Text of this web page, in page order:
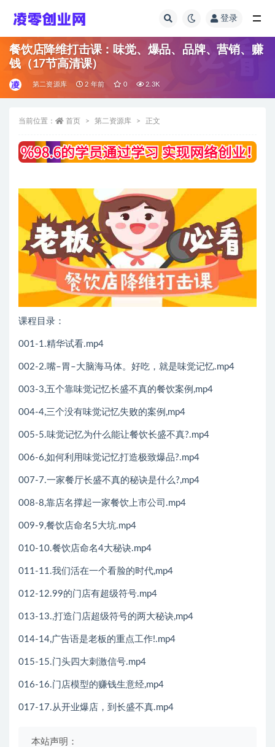
登录
餐饮店降维打击课：味觉、爆品、品牌、营销、赚
钱（17节高清课）
第二资源库 2 年前 0 2.3K
当前位置： 首页 第二资源库 正文
课程目录：
001-1.精华试看.mp4
002-2.嘴–胃–大脑海马体。好吃，就是味觉记忆.mp4
003-3,五个靠味觉记忆长盛不真的餐饮案例,mp4
004-4,三个没有味觉记忆失败的案例,mp4
005-5.味觉记忆为什么能让餐饮长盛不真?.mp4
006-6,如何利用味觉记忆打造极致爆品?.mp4
007-7.一家餐厅长盛不真的秘诀是什么?,mp4
008-8,靠店名撑起一家餐饮上市公司.mp4
009-9,餐饮店命名5大坑.mp4
010-10.餐饮店命名4大秘诀.mp4
011-11.我们活在一个看脸的时代,mp4
012-12.99的门店有超级符号.mp4
013-13.,打造门店超级符号的两大秘诀,mp4
014-14,广告语是老板的重点工作!.mp4
015-15.门头四大刺激信号.mp4
016-16.门店模型的赚钱生意经,mp4
017-17.从开业爆店，到长盛不真.mp4
本站声明：